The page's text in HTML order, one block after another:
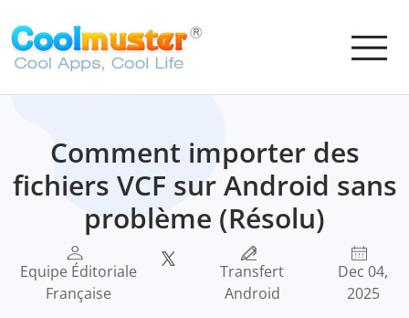
Comment importer des
fichiers VCF sur Android sans
problème (Résolu)
Equipe Éditoriale
Française
Transfert
Android
Dec 04,
2025